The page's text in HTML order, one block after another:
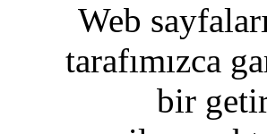
Web
tarafımızca
bir